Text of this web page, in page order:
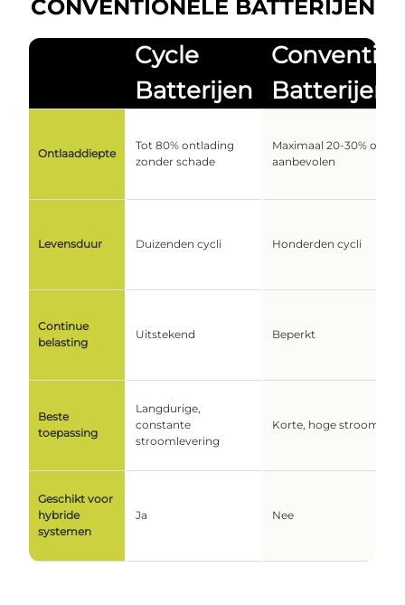
CONVENTIONELE BATTERIJEN
Cycle
Batterijen
Batterijen
Ontlaaddiepte
Tot 80% ontlading
zonder schade
Maximaal 20-30%
aanbevolen
Levensduur Duizenden cycli Honderden cycli
Continue
belasting
Uitstekend Beperkt
Beste
toepassing
Langdurige,
constante
stroomlevering
Korte, hoge
Geschikt voor
hybride
systemen
Ja Nee